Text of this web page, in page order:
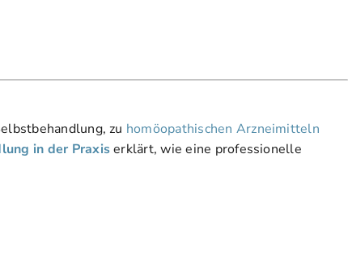
zu homöopathischen Arzneimitteln
in der Praxiserklärt, wie eine professionelle